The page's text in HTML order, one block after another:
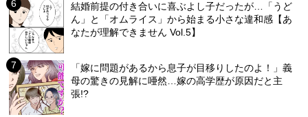
結婚前提の付き合いに喜ぶよし子だったが…「うど
ん」と「オムライス」から始まる小さな違和感【あ
なたが理解できません Vol.5】
「嫁に問題があるから息子が目移りしたのよ！」義
母の驚きの見解に唖然…嫁の高学歴が原因だと主
張!?